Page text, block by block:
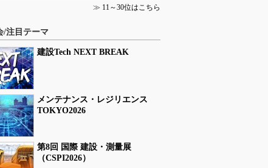
≫ 11～30位はこちら
/注目テーマ
建設Tech NEXT BREAK
メンテナンス・レジリエンス
TOKYO2026
第8回 国際 建設・測量展
（CSPI2026）